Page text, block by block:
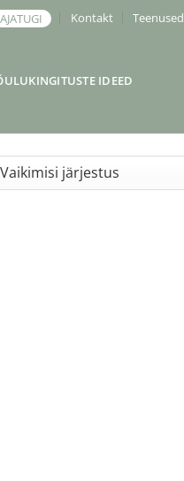
Kontakt Teenused
IDEED